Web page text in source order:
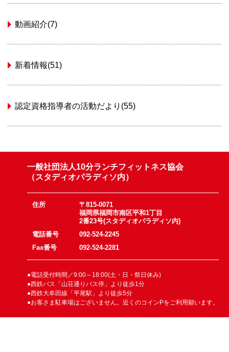
動画紹介(7)
新着情報(51)
認定資格指導者の活動だより(55)
一般社団法人10分ランチフィットネス協会
（スタディオパラディソ内）
住所
〒815-0071
福岡県福岡市南区平和1丁目
2番23号(スタディオパラディソ内)
電話番号
092-524-2245
Fax番号
092-524-2281
●電話受付時間／9:00～18:00(土・日・祭日休み)
●西鉄バス「山荘通りバス停」より徒歩1分
●西鉄大牟田線「平尾駅」より徒歩5分
●お客さま駐車場はございません。近くのコインPをご利用願います。